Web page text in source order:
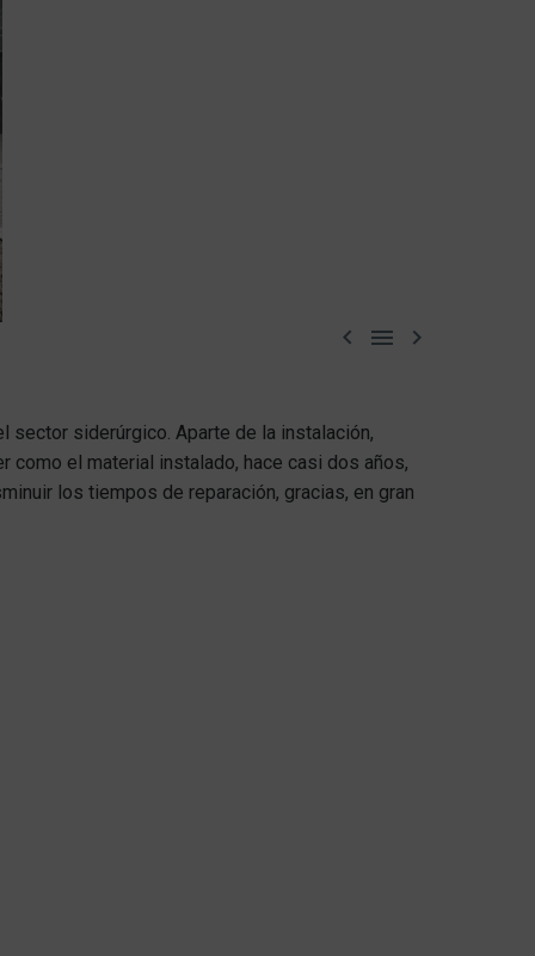
  
sector siderúrgico. Aparte de la instalación,
el material instalado, hace casi dos años,
los tiempos de reparación, gracias, en gran